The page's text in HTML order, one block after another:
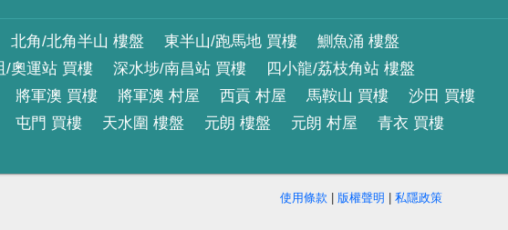
北角/北角半山 樓盤 東半山/跑馬地 買樓
鰂魚涌 樓盤
/奧運站 買樓 深水埗/南昌站 買樓
四小龍/荔枝角站 樓盤
將軍澳 買樓 將軍澳 村屋 西貢 村屋 馬鞍山 買樓
沙田 買樓
屯門 買樓 天水圍 樓盤 元朗 樓盤 元朗 村屋
青衣 買樓
使用條款 | 版權聲明 | 私隱政策